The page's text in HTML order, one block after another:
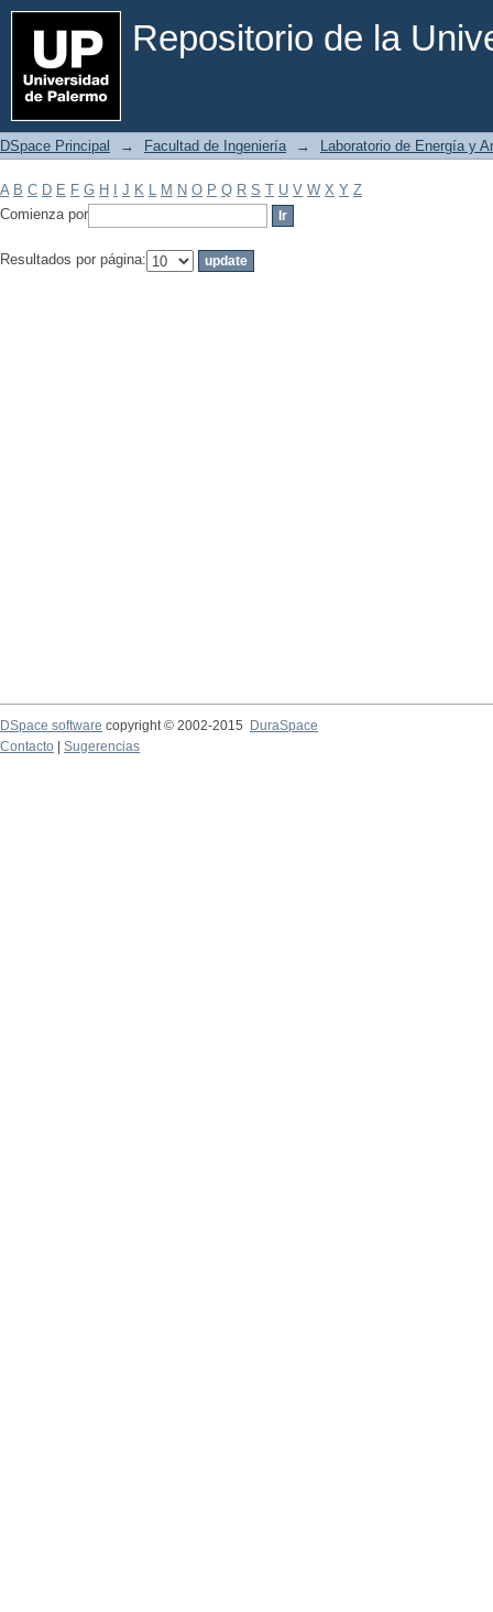
Repositorio de la
Filtrar por: Materia
DSpace Principal → Facultad de Ingeniería → Laboratorio de Energía y
A B C D E F G H J K L M N O P Q R S T U V W X Y Z
Comienza por
Resultados por página:
DSpace software copyright © 2002-2015
DuraSpace
Contacto
Sugerencias